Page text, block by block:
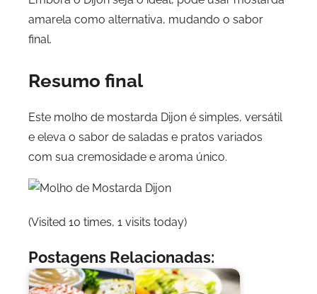
amarela como alternativa, mudando o sabor
final.
Resumo final
Este molho de mostarda Dijon é simples, versátil
e eleva o sabor de saladas e pratos variados
com sua cremosidade e aroma único.
(Visited 10 times, 1 visits today)
Postagens Relacionadas: